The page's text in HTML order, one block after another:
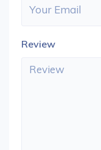
Review